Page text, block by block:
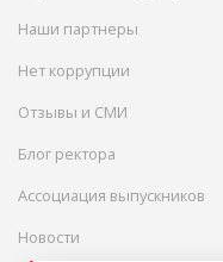
Наши партнеры
Нет коррупции
Отзывы и СМИ
Блог ректора
Ассоциация выпускников
Новости